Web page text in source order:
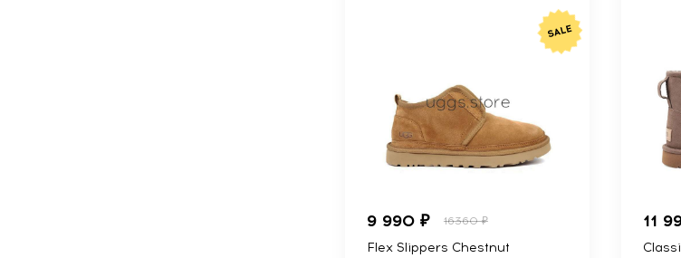
9 990 ₽ 16360 ₽
Flex Slippers Chestnut
11